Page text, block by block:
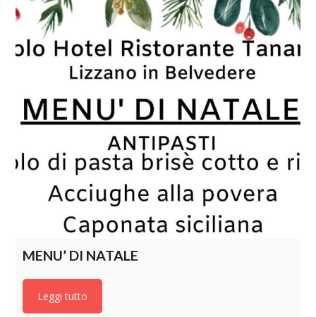
MENU’ DI NATALE
Leggi tutto